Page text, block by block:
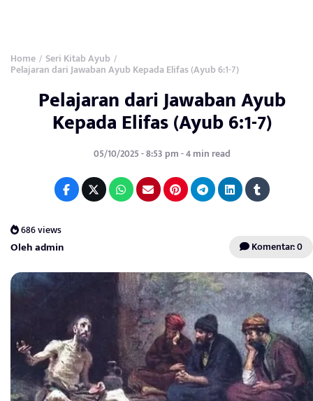
Home / Seri Kitab Ayub /
Pelajaran dari Jawaban Ayub Kepada Elifas (Ayub 6:1-7)
Pelajaran dari Jawaban Ayub
Kepada Elifas (Ayub 6:1-7)
05/10/2025 - 8:53 pm - 4 min read
686 views
Oleh admin Komentar: 0